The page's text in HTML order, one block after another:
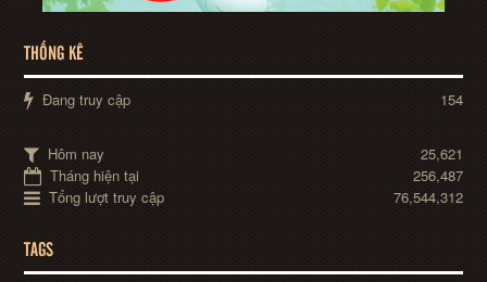
THỐNG KÊ
Đang truy cập 154
Hôm nay
25,621
Tháng hiện tại
256,487
Tổng lượt truy cập
76,544,312
TAGS